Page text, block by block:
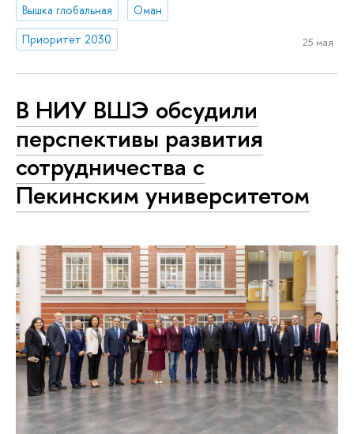
Вышка глобальная
Оман
Приоритет 2030
25 мая
В НИУ ВШЭ обсудили
перспективы развития
сотрудничества с
Пекинским университетом